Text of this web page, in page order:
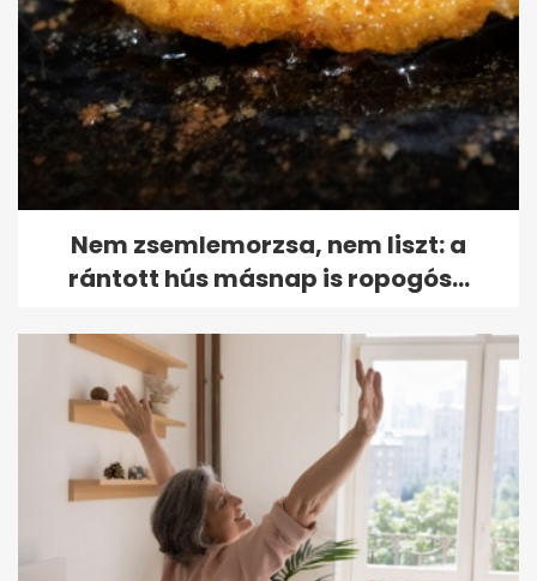
Nem zsemlemorzsa, nem liszt: a
rántott hús másnap is ropogós...